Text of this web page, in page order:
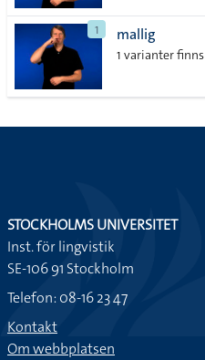
1 mallig
1 varianter finns
STOCKHOLMS UNIVERSITET
Inst. för lingvistik
SE-106 91 Stockholm
Telefon: 08-16 23 47
Kontakt
Om webbplatsen